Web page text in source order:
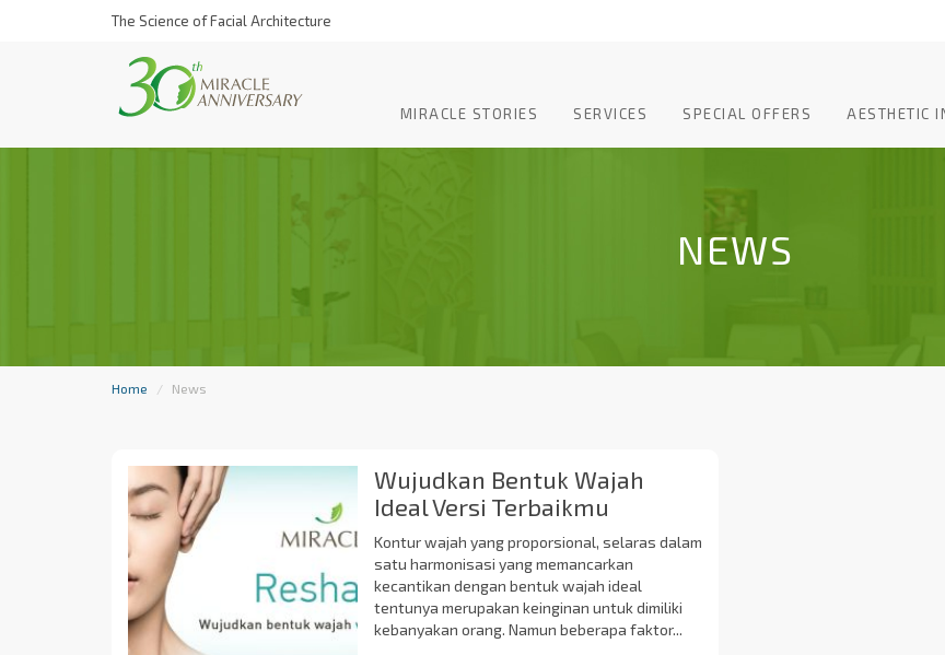
The Science of Facial Architecture
MIRACLE STORIES SERVICES SPECIAL OFFERS AESTHETIC
NEWS
Home News
Wujudkan Bentuk Wajah
Ideal Versi Terbaikmu
Kontur wajah yang proporsional, selaras dalam
satu harmonisasi yang memancarkan
kecantikan dengan bentuk wajah ideal
tentunya merupakan keinginan untuk dimiliki
kebanyakan orang. Namun beberapa faktor...